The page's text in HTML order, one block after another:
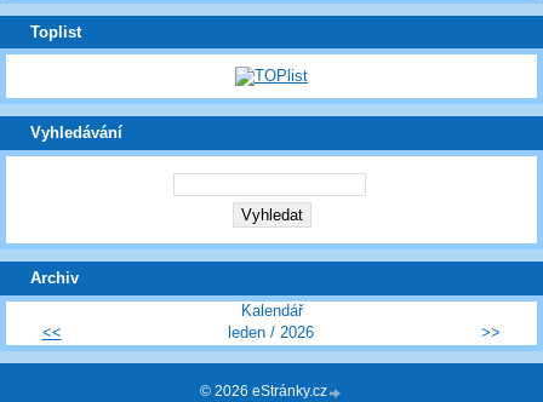
Toplist
Vyhledávání
Archiv
Kalendář
<<
leden / 2026 >>
© 2026 eStránky.cz